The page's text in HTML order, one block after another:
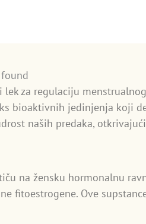
za regulaciju
bioaktivnih jedinjenja koji
naših predaka,
na žensku hormonalnu
fitoestrogene. Ove